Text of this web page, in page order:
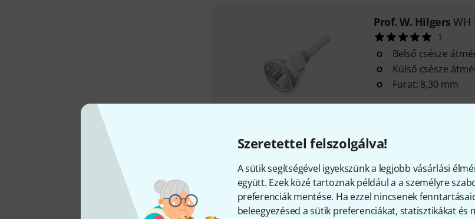
Szeretettel felszolgálva!
A sütik segítségével igyekszünk a legjobb vásárlási
együtt. Ezek közé tartoznak például a a személyre
preferenciák mentése. Ha ezzel nincsenek
beleegyezésed a sütik preferenciákat, statisztikákat
Prof. W. Hilgers WH
1
Belső csésze
Külső csésze
Furat: 8,30 mm
Azonnal szállítható
Prof. W. Hilgers
Belső csésze
Külső csésze
Furat: 8,30 mm